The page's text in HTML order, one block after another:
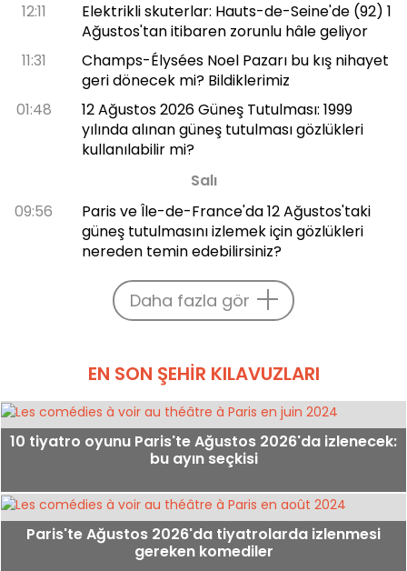
12:11
Elektrikli skuterlar: Hauts-de-Seine'de (92) 1
Ağustos'tan itibaren zorunlu hâle geliyor
11:31
Champs-Élysées Noel Pazarı bu kış nihayet
geri dönecek mi? Bildiklerimiz
01:48
12 Ağustos 2026 Güneş Tutulması: 1999
yılında alınan güneş tutulması gözlükleri
kullanılabilir mi?
Salı
09:56
Paris ve Île-de-France'da 12 Ağustos'taki
güneş tutulmasını izlemek için gözlükleri
nereden temin edebilirsiniz?
Daha fazla gör
EN SON ŞEHIR KILAVUZLARI
10 tiyatro oyunu Paris'te Ağustos 2026'da izlenecek:
bu ayın seçkisi
Paris'te Ağustos 2026'da tiyatrolarda izlenmesi
gereken komediler